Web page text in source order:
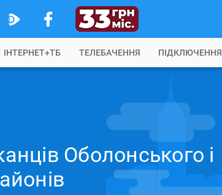
ІНТЕРНЕТ+ТБ ТЕЛЕБАЧЕННЯ ПІДКЛЮЧЕННЯ
Оболонського і